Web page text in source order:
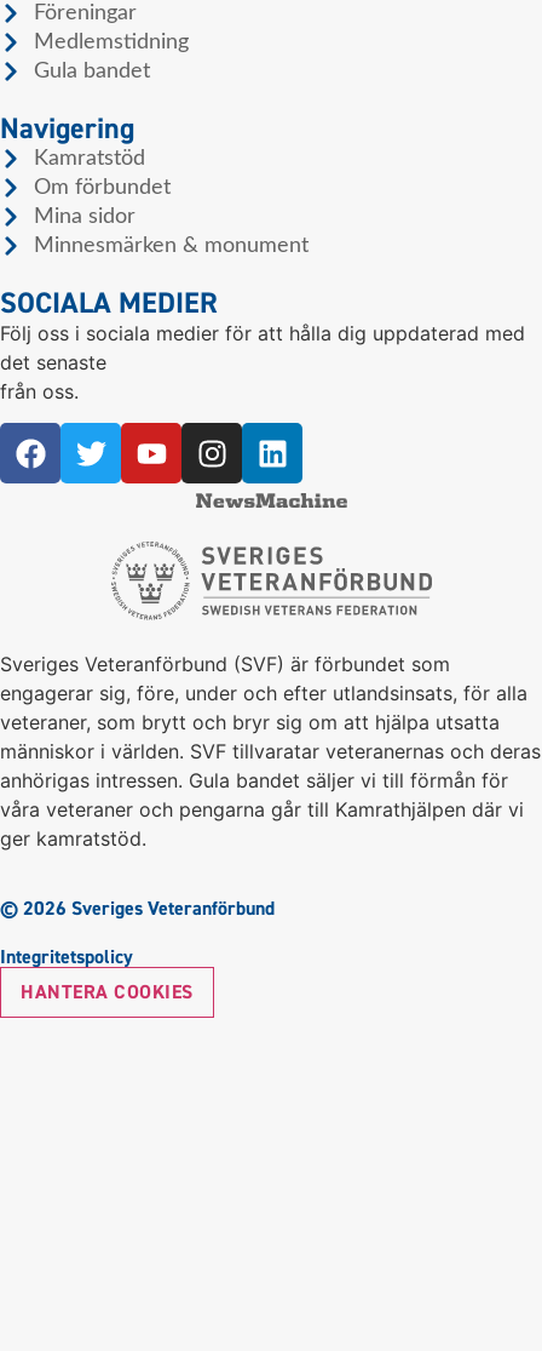
Föreningar
Medlemstidning
Gula bandet
Navigering
Kamratstöd
Om förbundet
Mina sidor
Minnesmärken & monument
SOCIALA MEDIER
Följ oss i sociala medier för att hålla dig uppdaterad med
det senaste
från oss.
Sveriges Veteranförbund (SVF) är förbundet som
engagerar sig, före, under och efter utlandsinsats, för alla
veteraner, som brytt och bryr sig om att hjälpa utsatta
människor i världen. SVF tillvaratar veteranernas och deras
anhörigas intressen. Gula bandet säljer vi till förmån för
våra veteraner och pengarna går till Kamrathjälpen där vi
ger kamratstöd.
© 2026 Sveriges Veteranförbund
Integritetspolicy
HANTERA COOKIES